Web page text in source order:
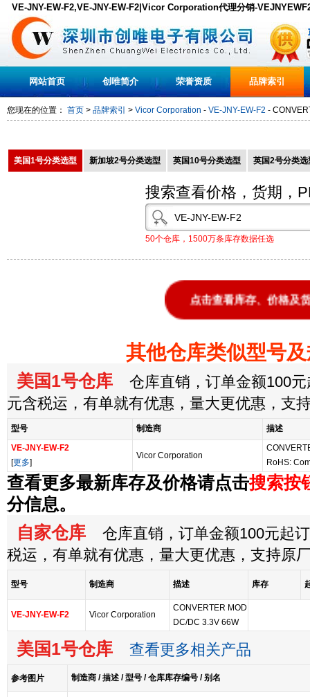
VE-JNY-EW-F2,VE-JNY-EW-F2|Vicor Corporation代理分销-
货,PDF下载
网站首页 创唯简介 荣誉资质 品牌索引
您现在的位置： 首页 > 品牌索引 > Vicor Corporation - VE-JNY-EW-F2 -
美国1号分类选型 新加坡2号分类选型 英国10号分类选型 英国2号分类选
搜索查看价格，货期，
50个仓库，1500万条库存数据任选
点击查看库存、价格及
其他仓库类似型号
美国1号仓库 仓库直销，订单金额100元
元含税运，有单就有优惠，量大更优惠，支
型号 制造商
描述
VE-JNY-EW-F2
[更多]
Vicor Corporation
RoHS:
查看更多最新库存及价格请点击搜索按
分信息。
自家仓库 仓库直销，订单金额100元起
税运，有单就有优惠，量大更优惠，支持原
型号 制造商 描述 库存
VE-JNY-EW-F2 Vicor Corporation
CONVERTER MOD
DC/DC 3.3V 66W
美国1号仓库 查看更多相关产品
参考图片 制造商 / 描述 / 型号 / 仓库库存编号 / 别名